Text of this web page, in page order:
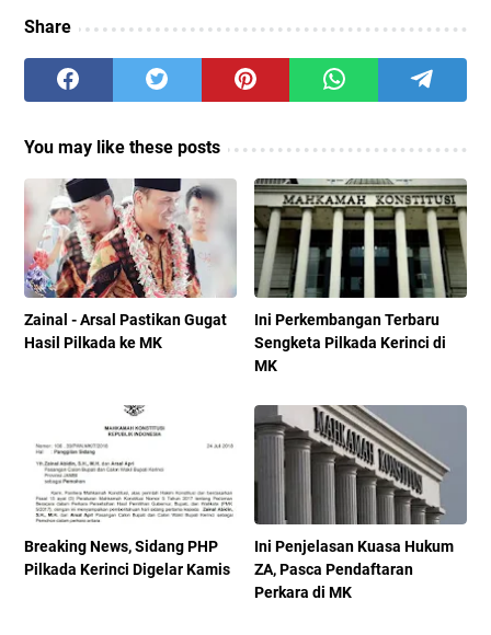
Share
You may like these posts
Zainal - Arsal Pastikan Gugat
Hasil Pilkada ke MK
Ini Perkembangan Terbaru
Sengketa Pilkada Kerinci di
MK
Breaking News, Sidang PHP
Pilkada Kerinci Digelar Kamis
Ini Penjelasan Kuasa Hukum
ZA, Pasca Pendaftaran
Perkara di MK